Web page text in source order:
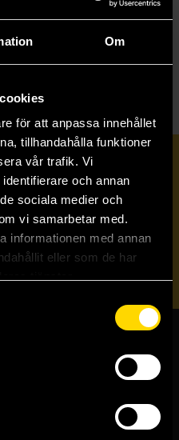
Om
för att anpassa innehållet
tillhandahålla funktioner
vår trafik. Vi
och annan
sociala medier och
vi samarbetar med.
informationen med annan
eller som de har
MÅLA TECKNAD SERIE
nyhetsbrev
Skicka